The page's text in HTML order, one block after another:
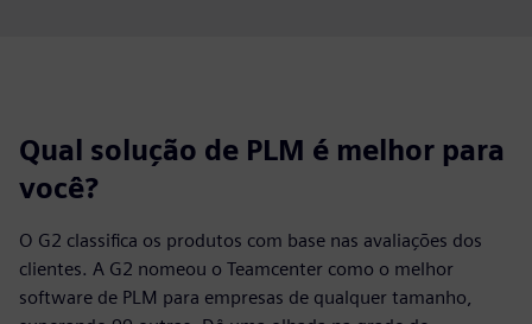
Qual solução de PLM é melhor para
você?
O G2 classifica os produtos com base nas avaliações dos
clientes. A G2 nomeou o Teamcenter como o melhor
software de PLM para empresas de qualquer tamanho,